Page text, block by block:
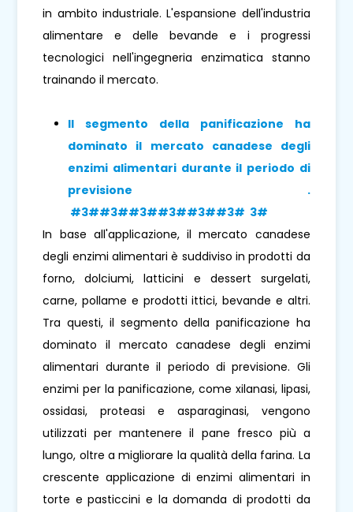
in ambito industriale. L'espansione dell'industria
alimentare e delle bevande e i progressi
tecnologici nell'ingegneria enzimatica stanno
trainando il mercato.
Il segmento della panificazione ha
dominato il mercato canadese degli
enzimi alimentari durante il periodo di
previsione .
#3##3##3##3##3##3# 3#
In base all'applicazione, il mercato canadese
degli enzimi alimentari è suddiviso in prodotti da
forno, dolciumi, latticini e dessert surgelati,
carne, pollame e prodotti ittici, bevande e altri.
Tra questi, il segmento della panificazione ha
dominato il mercato canadese degli enzimi
alimentari durante il periodo di previsione. Gli
enzimi per la panificazione, come xilanasi, lipasi,
ossidasi, proteasi e asparaginasi, vengono
utilizzati per mantenere il pane fresco più a
lungo, oltre a migliorare la qualità della farina. La
crescente applicazione di enzimi alimentari in
torte e pasticcini e la domanda di prodotti da